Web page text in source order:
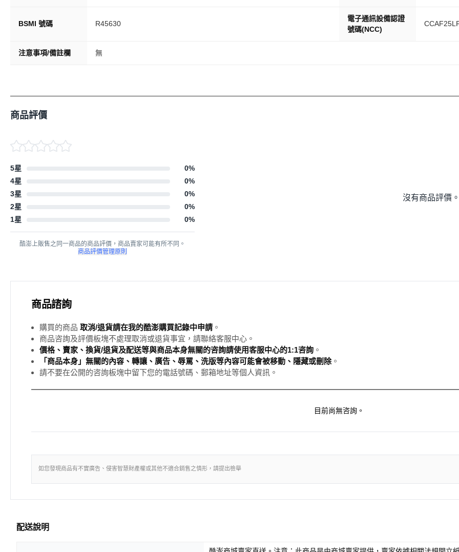
- 保固範圍：新品瑕疪(因人為因素所導致產品損壞者恕不接受保固)
2、本商品並不提供免費試用(猶豫期並非試用期)，除新品故障瑕疵外，凡經操作使用與包裝不完全造成商品損壞或污穢，將
4、（如有贈品）贈品隨貨品附上！遺失或損壞將影響您退貨權益。
◆配送注意事項
本產品係由供應商提供台灣本島(貨運一般區)免費商品運送服務。若指定配送區為離島、花東與偏遠特殊地區，將不在此(免
BSMI 號碼 R45630
電子通訊設備認證
號碼(NCC)
注意事項/備註欄 無
商品評價
5星 0%
4星
0%
3星
0%
2星
0%
1星
0%
酷澎上販售之同一商品的商品評價，商品賣家可能有所不同。
商品評價管理原則
沒有商品評價。
商品諮詢
購買的商品 取消/退貨請在我的酷澎購買記錄中申請 。
商品咨詢及評價板塊不處理取消或退貨事宜，請聯絡客服中心。
價格、賣家、換貨/退貨及配送等與商品本身無關的咨詢請使用客服中心的1:1咨詢 。
「商品本身」無關的內容、轉讓、廣告、辱罵、洗版等內容可能會被移動、隱藏或刪除。
請不要在公開的咨詢板塊中留下您的電話號碼、郵箱地址等個人資訊。
目前尚無咨詢。
如您發現商品有不實廣告、侵害智慧財產權或其他不適合銷售之情形，請提出檢舉
配送說明